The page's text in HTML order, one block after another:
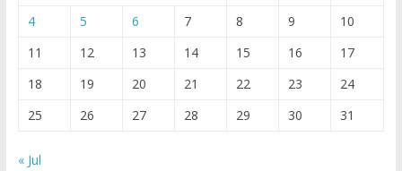
4
5 6 7 8 9
10
11
12 13 14 15 16
17
18
19 20 21 22 23
24
25
26 27 28 29 30 31
« Jul